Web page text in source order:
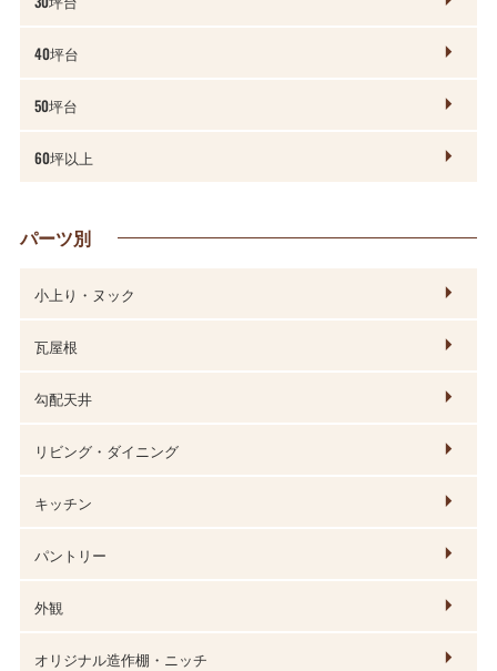
40坪台
50坪台
60坪以上
パーツ別
小上り・ヌック
瓦屋根
勾配天井
リビング・ダイニング
キッチン
パントリー
外観
オリジナル造作棚・ニッチ